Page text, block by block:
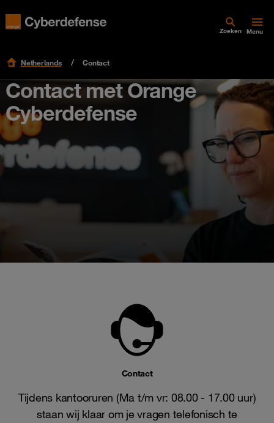
Zoeken Menu
Netherlands Contact
Contact met Orange
Cyberdefense
Contact
Tijdens kantooruren (Ma t/m vr: 08.00 - 17.00 uur)
staan wij klaar om je vragen telefonisch te